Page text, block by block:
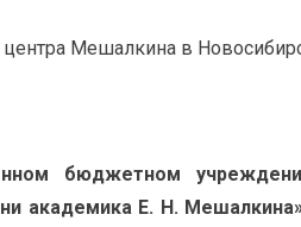
бюджетном
академика Е. Н.